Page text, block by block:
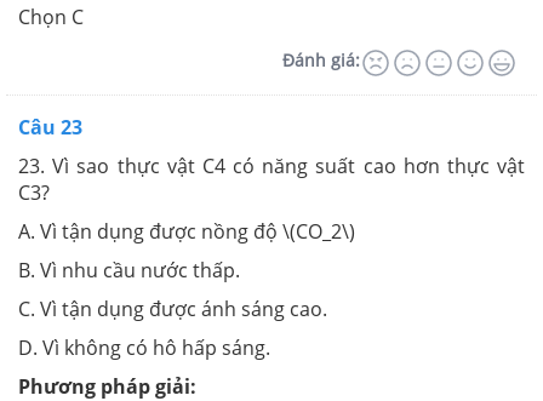
Chọn C
Đánh giá:
Câu 23
23. Vì sao thực vật C4 có năng suất cao hơn thực vật
C3?
A. Vì tận dụng được nồng độ \(CO_2\)
B. Vì nhu cầu nước thấp.
C. Vì tận dụng được ánh sáng cao.
D. Vì không có hô hấp sáng.
Phương pháp giải: